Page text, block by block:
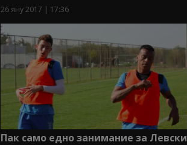
26 яну 2017 | 17:36
Пак само едно занимание за Левски